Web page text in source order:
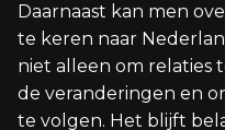
Daarnaast kan men
te keren naar
niet alleen om relaties
de veranderingen en
te volgen. Het blijft